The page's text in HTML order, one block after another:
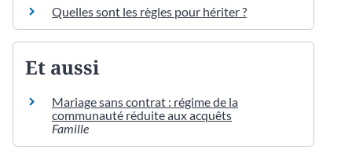
Quelles sont les règles pour hériter ?
Et aussi
Mariage sans contrat : régime de la
communauté réduite aux acquêts
Famille